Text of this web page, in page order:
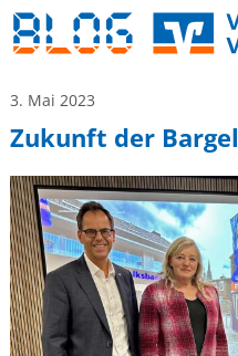
3. Mai 2023
Zukunft der